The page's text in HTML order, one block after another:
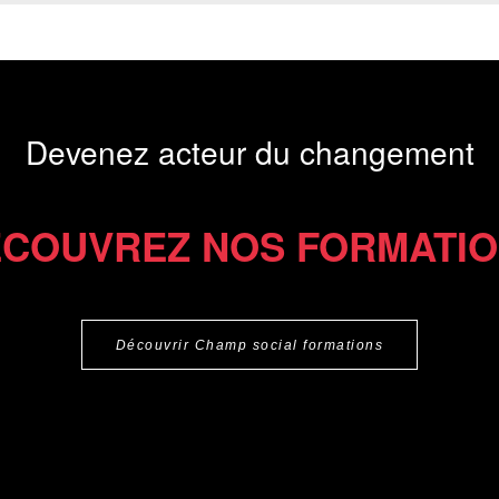
Devenez acteur du changement
NOS
Découvrir Champ social formations